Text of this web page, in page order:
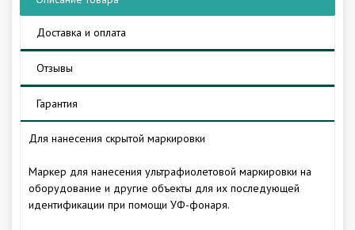
Доставка и оплата
Отзывы
Гарантия
Для нанесения скрытой маркировки
Маркер для нанесения ультрафиолетовой маркировки на
оборудование и другие объекты для их последующей
идентификации при помощи УФ-фонаря.